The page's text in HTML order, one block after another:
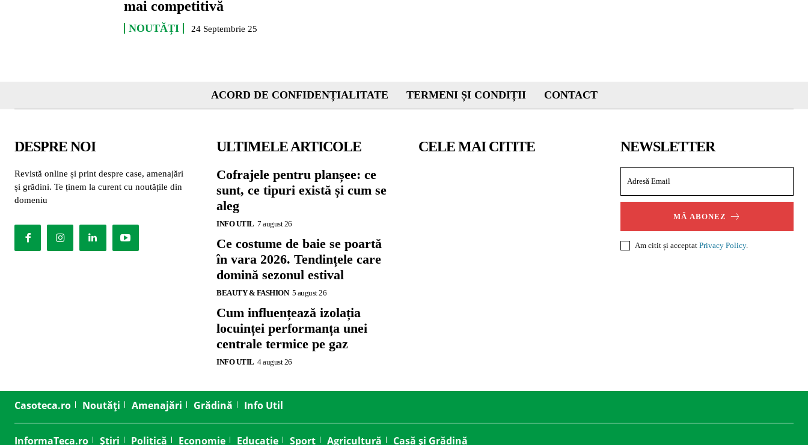
mai competitivă
NOUTĂȚI 24 Septembrie 25
ACORD DE CONFIDENȚIALITATE TERMENI ȘI CONDIȚII CONTACT
DESPRE NOI
Revistă online și print despre case, amenajări
și grădini. Te ținem la curent cu noutățile din
domeniu
ULTIMELE ARTICOLE
Cofrajele pentru planșee: ce
sunt, ce tipuri există și cum se
aleg
INFO UTIL 7 august 26
Ce costume de baie se poartă
în vara 2026. Tendințele care
domină sezonul estival
BEAUTY & FASHION 5 august 26
Cum influențează izolația
locuinței performanța unei
centrale termice pe gaz
INFO UTIL 4 august 26
CELE MAI CITITE NEWSLETTER
MĂ ABONEZ
Am citit și acceptat Privacy Policy.
Casoteca.ro Noutăți Amenajări Grădină Info Util
InformaTeca.ro Știri Politică Economie Educație Sport Agricultură Casă și Grădină